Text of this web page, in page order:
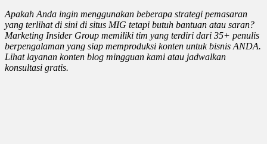
Apakah Anda ingin menggunakan beberapa strategi pemasaran
yang terlihat di sini di situs MIG tetapi butuh bantuan atau saran?
Marketing Insider Group memiliki tim yang terdiri dari 35+ penulis
berpengalaman yang siap memproduksi konten untuk bisnis ANDA.
Lihat layanan konten blog mingguan kami atau jadwalkan
konsultasi gratis.